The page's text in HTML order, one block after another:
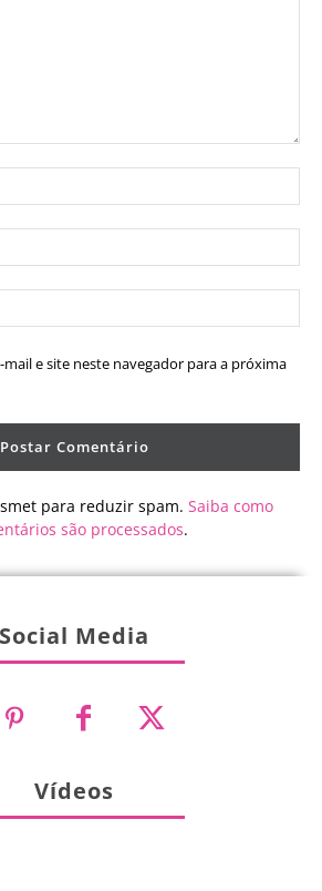
mail e site neste navegador para a próxima
para reduzir spam. Saiba como
são processados.
Social Media
Vídeos